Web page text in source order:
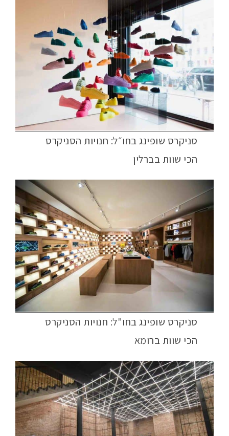
סניקרס שופינג בחו״ל: חנויות הסניקרס
הכי שוות בברלין
סניקרס שופינג בחו"ל: חנויות הסניקרס
הכי שוות ברומא